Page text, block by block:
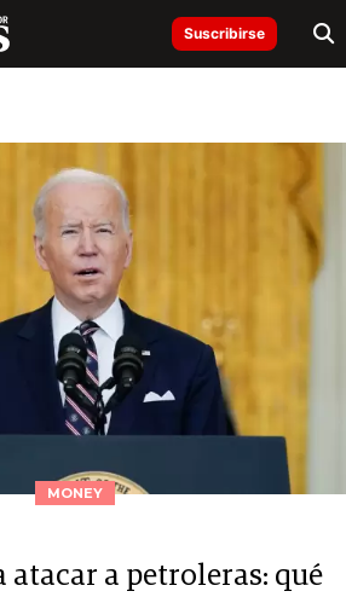
Suscribirse
MONEY
atacar a petroleras: qué